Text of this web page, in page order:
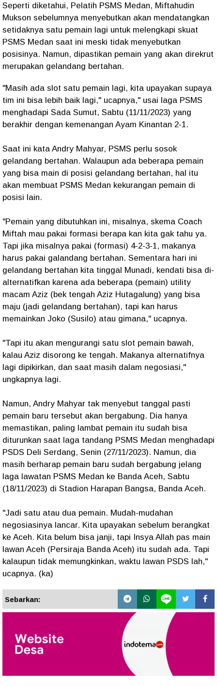
Seperti diketahui, Pelatih PSMS Medan, Miftahudin
Mukson sebelumnya menyebutkan akan mendatangkan
setidaknya satu pemain lagi untuk melengkapi skuat
PSMS Medan saat ini meski tidak menyebutkan
posisinya. Namun, dipastikan pemain yang akan direkrut
merupakan gelandang bertahan.
"Masih ada slot satu pemain lagi, kita upayakan supaya
tim ini bisa lebih baik lagi," ucapnya," usai laga PSMS
menghadapi Sada Sumut, Sabtu (11/11/2023) yang
berakhir dengan kemenangan Ayam Kinantan 2-1.
Saat ini kata Andry Mahyar, PSMS perlu sosok
gelandang bertahan. Walaupun ada beberapa pemain
yang bisa main di posisi gelandang bertahan, hal itu
akan membuat PSMS Medan kekurangan pemain di
posisi lain.
"Pemain yang dibutuhkan ini, misalnya, skema Coach
Miftah mau pakai formasi berapa kan kita gak tahu ya.
Tapi jika misalnya pakai (formasi) 4-2-3-1, makanya
harus pakai galandang bertahan. Sementara hari ini
gelandang bertahan kita tinggal Munadi, kendati bisa di-
alternatifkan karena ada beberapa (pemain) utility
macam Aziz (bek tengah Aziz Hutagalung) yang bisa
maju (jadi gelandang bertahan), tapi kan harus
memainkan Joko (Susilo) atau gimana," ucapnya.
"Tapi itu akan mengurangi satu slot pemain bawah,
kalau Aziz disorong ke tengah. Makanya alternatifnya
lagi dipikirkan, dan saat masih dalam negosiasi,"
ungkapnya lagi.
Namun, Andry Mahyar tak menyebut tanggal pasti
pemain baru tersebut akan bergabung. Dia hanya
memastikan, paling lambat pemain itu sudah bisa
diturunkan saat laga tandang PSMS Medan menghadapi
PSDS Deli Serdang, Senin (27/11/2023). Namun, dia
masih berharap pemain baru sudah bergabung jelang
laga lawatan PSMS Medan ke Banda Aceh, Sabtu
(18/11/2023) di Stadion Harapan Bangsa, Banda Aceh.
"Jadi satu atau dua pemain. Mudah-mudahan
negosiasinya lancar. Kita upayakan sebelum berangkat
ke Aceh. Kita belum bisa janji, tapi Insya Allah pas main
lawan Aceh (Persiraja Banda Aceh) itu sudah ada. Tapi
kalaupun tidak memungkinkan, waktu lawan PSDS lah,"
ucapnya. (ka)
Sebarkan: